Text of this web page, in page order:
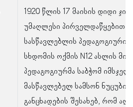
1920 წლის 17 მაისის დიდი
უმაღლესი პირველდაწყებითი
სასწავლებლის პედაგოგიური
სხდომის ოქმის N12 ასლის
პედაგოგიურმა საბჭომ იმსჯელა
მასწავლებელ სამსონ
განცხადების შესახებ, რომ